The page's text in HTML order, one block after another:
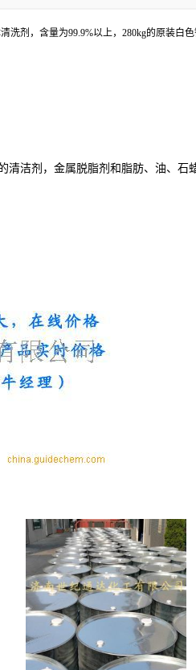
洗剂，含量为99.9%以上，280kg的原装
洁剂，金属脱脂剂和脂肪、油、石